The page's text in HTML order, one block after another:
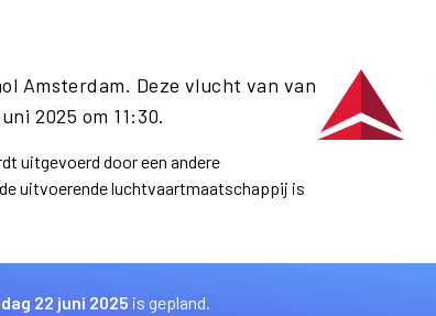
Amsterdam. Deze vlucht van van
2025 om 11:30.
uitgevoerd door een andere
uitvoerende luchtvaartmaatschappij is
22 juni 2025 is gepland.